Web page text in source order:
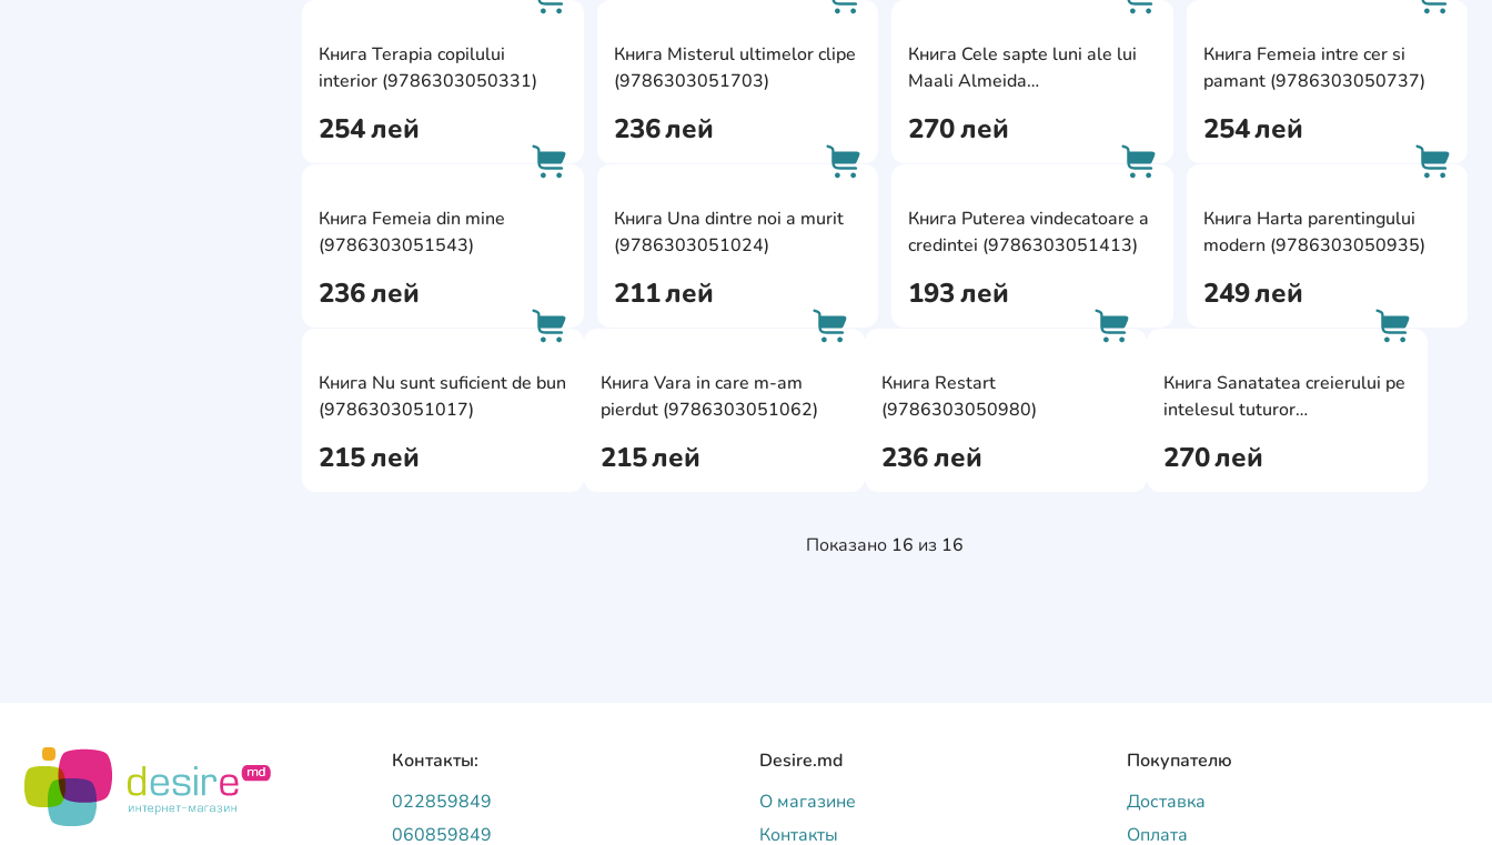
Книга Terapia copilului
interior (9786303050331)
254лей
AddCardToFavourite
AddCardToCart
Книга Misterul ultimelor clipe
(9786303051703)
236лей
AddCardToFavourite
AddCardToCart
Книга Cele sapte luni ale lui
Maali Almeida
270лей
AddCardToFavourite
AddCardToCart
Книга Femeia intre cer si
pamant (9786303050737)
254лей
Книга Femeia din mine
(9786303051543)
236лей
AddCardToFavourite
AddCardToCart
Книга Una dintre noi a murit
(9786303051024)
211лей
AddCardToFavourite
AddCardToCart
Книга Puterea vindecatoare a
credintei (9786303051413)
193лей
AddCardToFavourite
AddCardToCart
Книга Harta parentingului
modern (9786303050935)
249лей
Книга Nu sunt suficient de bun
(9786303051017)
215лей
AddCardToFavourite
AddCardToCart
Книга Vara in care m-am
pierdut (9786303051062)
215лей
AddCardToFavourite
AddCardToCart
Книга Restart
(9786303050980)
236лей
AddCardToFavourite
AddCardToCart
Книга Sanatatea creierului pe
intelesul tuturor
270лей
Показано 16 из 16
Контакты:
022859849
060859849
Desire.md
О магазине
Контакты
Покупателю
Доставка
Оплата